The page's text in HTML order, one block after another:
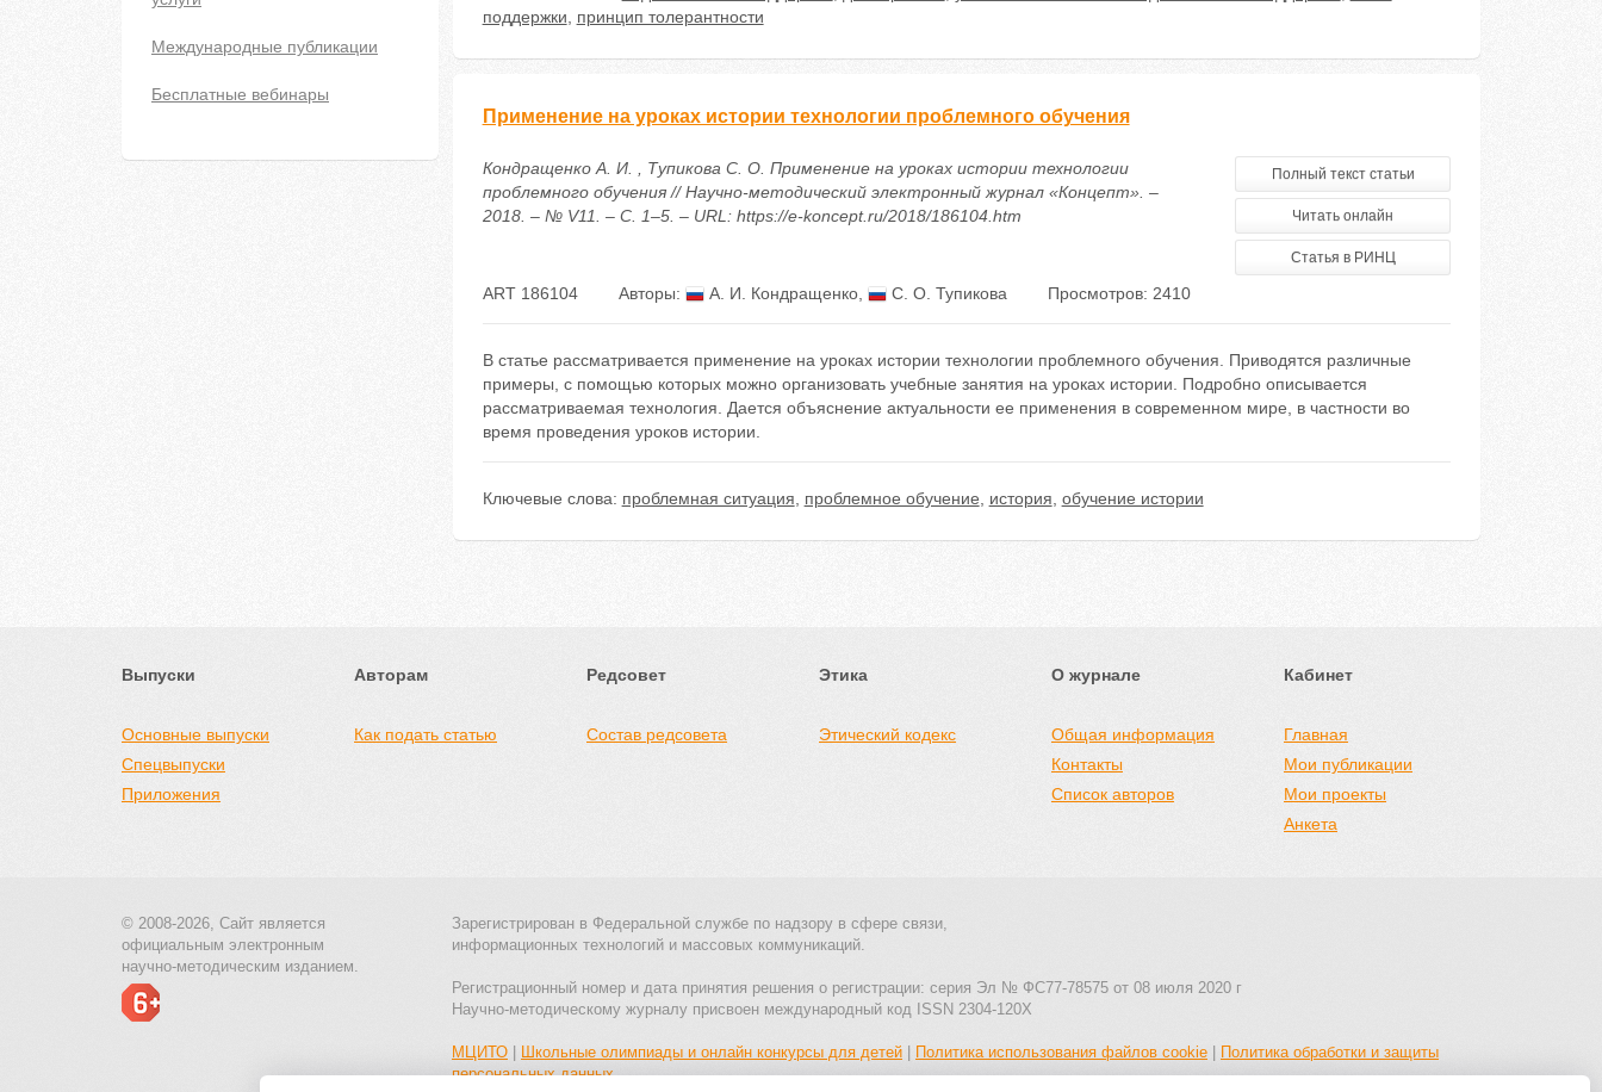
Международные публикации
Бесплатные вебинары
поддержки
принцип толерантности
Применение на уроках истории технологии проблемного обучения
Кондращенко А. И. , Тупикова С. О. Применение на уроках истории технологии
проблемного обучения // Научно-методический электронный журнал «Концепт». –
2018. – № V11. – С. 1–5. – URL: https://e-koncept.ru/2018/186104.htm
Полный текст статьи
Читать онлайн
Статья в РИНЦ
ART 186104 Авторы: А. И. Кондращенко, С. О. Тупикова Просмотров: 2410
В статье рассматривается применение на уроках истории технологии проблемного обучения. Приводятся различные
примеры, с помощью которых можно организовать учебные занятия на уроках истории. Подробно описывается
рассматриваемая технология. Дается объяснение актуальности ее применения в современном мире, в частности во
время проведения уроков истории.
Ключевые слова: проблемная ситуация проблемное обучение история обучение истории
Выпуски
Основные выпуски
Спецвыпуски
Приложения
Авторам
Как подать статью
Редсовет
Состав редсовета
Этика
Этический кодекс
О журнале
Общая информация
Контакты
Список авторов
Кабинет
Главная
Мои публикации
Мои проекты
Анкета
© 2008-2026, Сайт является
официальным электронным
научно-методическим изданием.
Зарегистрирован в Федеральной службе по надзору в сфере связи,
информационных технологий и массовых коммуникаций.
Регистрационный номер и дата принятия решения о регистрации: серия Эл № ФС77-78575 от 08 июля 2020 г
Научно-методическому журналу присвоен международный код ISSN 2304-120X
МЦИТО Школьные олимпиады и онлайн конкурсы для детей Политика использования файлов cookie
Политика обработки и защиты
персональных данных